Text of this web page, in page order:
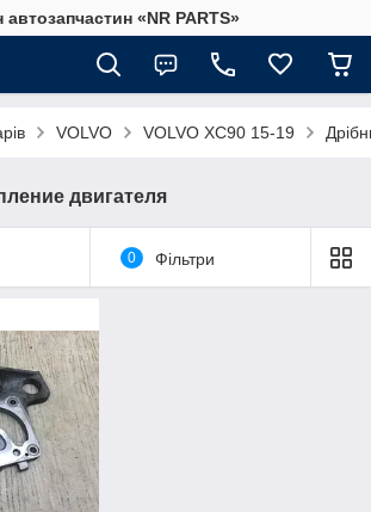
автозапчастин «NR PARTS»
VOLVO VOLVO XC90 15-19
двигателя
0 Фільтри